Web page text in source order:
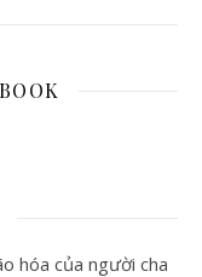
hóa của người cha